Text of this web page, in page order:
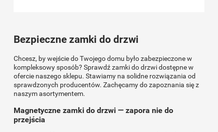
Bezpieczne zamki do drzwi
Chcesz, by wejście do Twojego domu było zabezpieczone w
kompleksowy sposób? Sprawdź zamki do drzwi dostępne w
ofercie naszego sklepu. Stawiamy na solidne rozwiązania od
sprawdzonych producentów. Zachęcamy do zapoznania się z
naszym asortymentem.
Magnetyczne zamki do drzwi — zapora nie do
przejścia